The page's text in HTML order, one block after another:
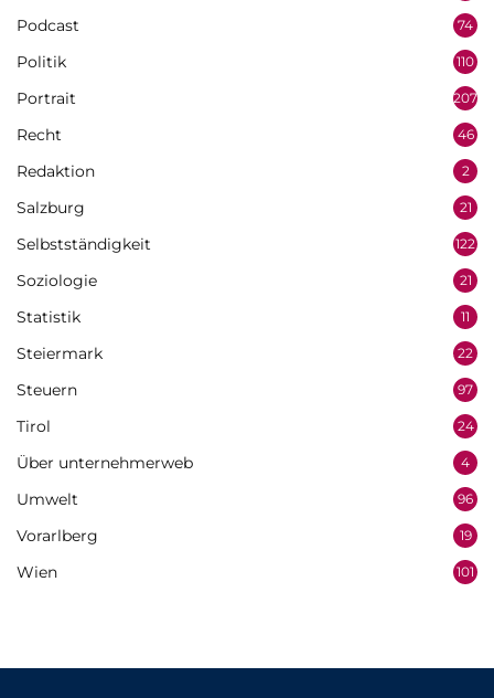
Podcast 74
Politik 110
Portrait 207
Recht 46
Redaktion 2
Salzburg 21
Selbstständigkeit 122
Soziologie 21
Statistik 11
Steiermark 22
Steuern 97
Tirol 24
Über unternehmerweb 4
Umwelt 96
Vorarlberg 19
Wien 101